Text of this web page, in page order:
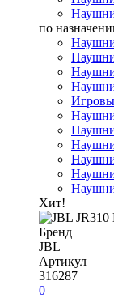
по
Хит!
Бренд
JBL
Артикул
316287
0